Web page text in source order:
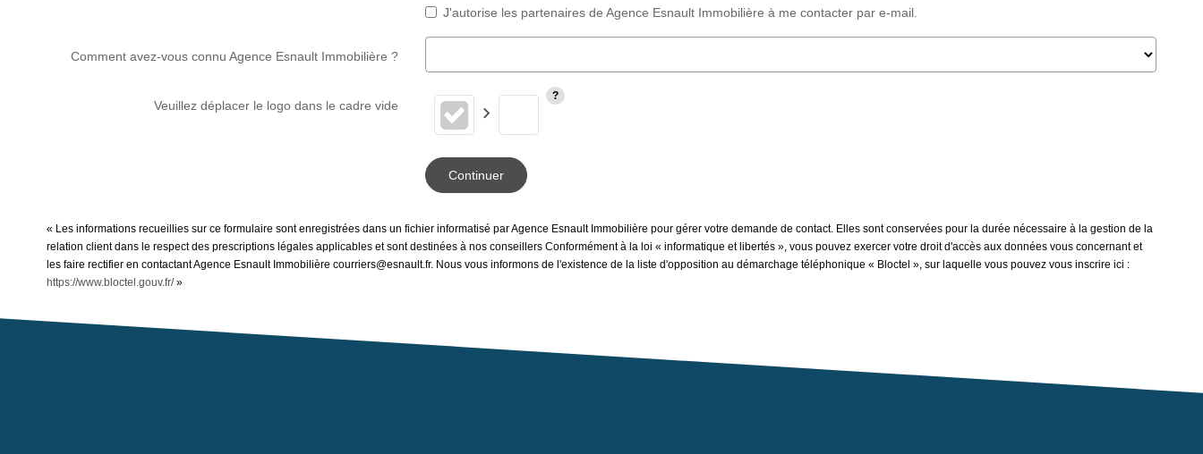
J'autorise les partenaires de Agence Esnault Immobilière à me contacter par e-mail.
Comment avez-vous connu Agence Esnault Immobilière ?
Veuillez déplacer le logo dans le cadre vide
Continuer
« Les informations recueillies sur ce formulaire sont enregistrées dans un fichier informatisé par Agence Esnault Immobilière pour gérer votre demande de contact. Elles sont conservées pour la durée nécessaire à la gestion de la
relation client dans le respect des prescriptions légales applicables et sont destinées à nos conseillers Conformément à la loi « informatique et libertés », vous pouvez exercer votre droit d'accès aux données vous concernant et
les faire rectifier en contactant Agence Esnault Immobilière courriers@esnault.fr. Nous vous informons de l'existence de la liste d'opposition au démarchage téléphonique « Bloctel », sur laquelle vous pouvez vous inscrire ici :
https://www.bloctel.gouv.fr/»